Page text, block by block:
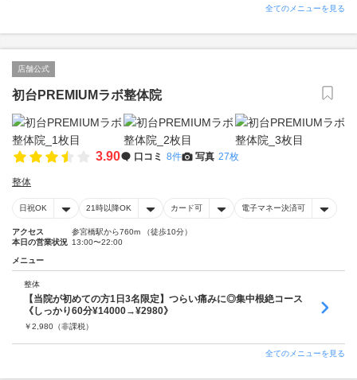
全てのメニューを見る
店舗公式
初台PREMIUMラボ整体院
3.90 口コミ 8件 写真 27枚
整体
日祝OK 21時以降OK カード可 電子マネー決済可
アクセス
参宮橋駅から760m （徒歩10分）
本日の営業状況 13:00〜22:00
メニュー
整体
【当院が初めての方1日3名限定】つらい痛みに◎集中根絶コース
《しっかり60分¥14000→¥2980》
￥2,980 （非課税）
全てのメニューを見る